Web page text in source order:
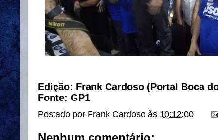
Edição: Frank Cardoso (Portal Boca
Fonte: GP1
Postado por Frank Cardoso às 10:12:00